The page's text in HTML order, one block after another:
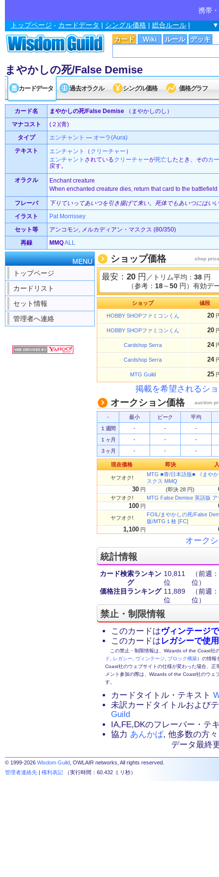
携帯
カード Wiki ルール デッキ
トップページ - カードデータ | シングル価格 | 総合ルール |
まやかしの死/False Demise
カードデータ 過去オラクル シングル価格 価格グラフ
カード名 まやかしの死/False Demise （まやかしのし）
マナコスト
(２)(青)
タイプ
エンチャント — オーラ(Aura)
テキスト
エンチャント （ クリーチャー ）
エンチャント されているクリーチャーが死亡したとき、そのカ
戻す。
オラクル
Enchant creature
When enchanted creature dies, return that card to the
フレーバ
下りていってあいつを引き揚げて来い。死体でもあいつにはい
イラスト
Pat Morrissey
セット等
アンコモン, メルカディアン・マスクス (80/350)
再録
MMQALL
MENU
トップページ
カードリスト
セット情報
管理者へ連絡
ショップ価格 shop
最安： 20 円 ／トリム平均： 38 円
（参考： 18～50 円）有効デ
ショップ 値段
HOBBY SHOPファミコンくん 20
HOBBY SHOPファミコンくん 20
Cardshop Serra 24
Cardshop Serra 24
MTG Guild 25
掲載を希望されるシ
オークション価格 auction
- 最小 ピーク
平均
１週間
- -
-
１ヶ月
- -
-
３ヶ月
- - -
現在価格 即決
ヤフオク!
MTG ■青/日本語版■ 《まや
スクス MMQ
30 円 (即決 28 円)
ヤフオク! MTG False Demise 英語版
100 円
ヤフオク!
FOIL/まやかしの死/False
版/MTG１枚 [FC]
1,100 円
オーク
統計情報
カード検索ランキン
グ
10,811
位
（前週
位）
価格注目ランキング 11,889
位
（前週
位）
禁止・制限情報
このカードはヴィンテージ
このカードはレガシーで使
この禁止・制限情報は、Wizards of the Coast社
ド
レガシー ヴィンテージ ブロック構築）の情報
Coast社のウェブサイトの仕様が変わった場合、
メント参加の際は、Wizards of the Coast社のウェ
す。
カードタイトル・テキスト
未訳カードタイトルおよび
Guild
IA,FE,DKのフレーバー・テ
協力 あんかば, 他多数の方々
データ最終
© 1999-2026 Wisdom Guild , OWLAIR networks, All rights reserved.
管理者連絡先 | 権利表記 （実行時間：60.432 ミリ秒）